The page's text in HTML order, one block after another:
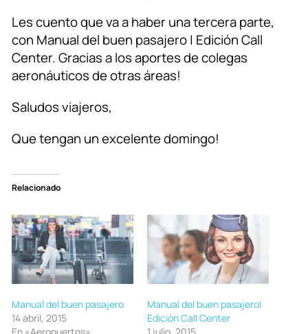
Les cuento que va a haber una tercera parte,
con Manual del buen pasajero | Edición Call
Center. Gracias a los aportes de colegas
aeronáuticos de otras áreas!
Saludos viajeros,
Que tengan un excelente domingo!
Relacionado
Manual del buen pasajero
14 abril, 2015
Manual del buen pasajero|
Edición Call Center